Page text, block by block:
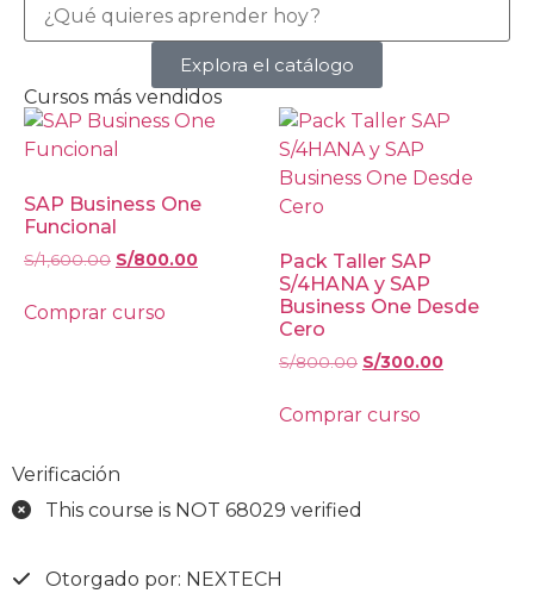
Explora el catálogo
Cursos más vendidos
SAP Business One
Funcional
S/1,600.00 S/800.00
Comprar curso
Pack Taller SAP
S/4HANA y SAP
Business One Desde
Cero
S/800.00 S/300.00
Comprar curso
Verificación
This course is NOT 68029 verified
Otorgado por: NEXTECH